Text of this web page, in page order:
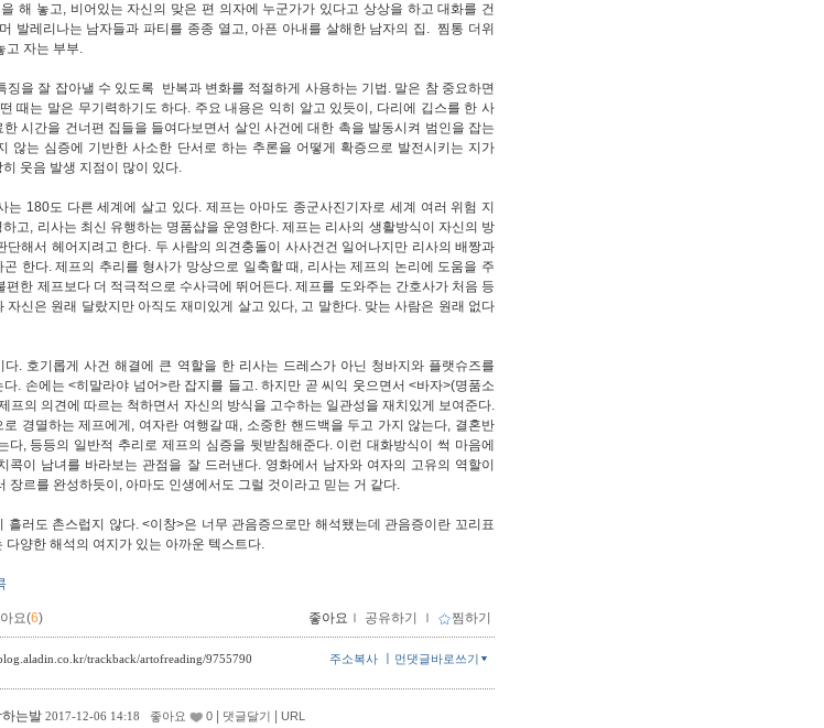
해 놓고, 비어있는 자신의 맞은 편 의자에 누군가가 있다고 상상을 하고 대화를 건
발레리나는 남자들과 파티를 종종 열고, 아픈 아내를 살해한 남자의 집. 찜통 더위
고 자는 부부.
징을 잘 잡아낼 수 있도록
반복과 변화를 적절하게 사용하는 기법. 말은 참 중요하면
때는 말은 무기력하기도 하다. 주요 내용은 익히 알고 있듯이, 다리에 깁스를 한 사
시간을 건너편 집들을 들여다보면서 살인 사건에 대한 촉을 발동시켜 범인을 잡는
않는 심증에 기반한 사소한 단서로 하는 추론을 어떻게 확증으로 발전시키는 지가
웃음 발생 지점이 많이 있다.
는 180도 다른 세계에 살고 있다. 제프는 아마도 종군사진기자로 세계 여러 위험 지
고, 리사는 최신 유행하는 명품샵을 운영한다. 제프는 리사의 생활방식이 자신의 방
단해서 헤어지려고 한다. 두 사람의 의견충돌이 사사건건 일어나지만 리사의 배짱과
곤 한다. 제프의 추리를 형사가 망상으로 일축할 때, 리사는 제프의 논리에 도움을 주
편한 제프보다 더 적극적으로 수사극에 뛰어든다. 제프를 도와주는 간호사가 처음 등
자신은 원래 달랐지만 아직도 재미있게 살고 있다, 고 말한다. 맞는 사람은 원래 없다
다. 호기롭게 사건 해결에 큰 역할을 한 리사는 드레스가 아닌 청바지와 플랫슈즈를
. 손에는 <히말라야 넘어>란 잡지를 들고. 하지만 곧 씨익 웃으면서 <바자>(명품소
프의 의견에 따르는 척하면서 자신의 방식을 고수하는 일관성을 재치있게 보여준다.
로 경멸하는 제프에게, 여자란 여행갈 때, 소중한 핸드백을 두고 가지 않는다, 결혼반
다, 등등의 일반적 추리로 제프의 심증을 뒷받침해준다. 이런 대화방식이 썩 마음에
콕이 남녀를 바라보는 관점을 잘 드러낸다. 영화에서 남자와 여자의 고유의 역할이
장르를 완성하듯이, 아마도 인생에서도 그럴 것이라고 믿는 거 같다.
흘러도 촌스럽지 않다. <이창>은 너무 관음증으로만 해석됐는데 관음증이란 꼬리표
다양한 해석의 여지가 있는 아까운 텍스트다.
요(6) 좋아요 ｌ 공유하기 ｌ 찜하기
trackback/artofreading/9755790 먼댓글바로쓰기
주소복사
는발 2017-12-06 14:18 좋아요 0 댓글달기 URL